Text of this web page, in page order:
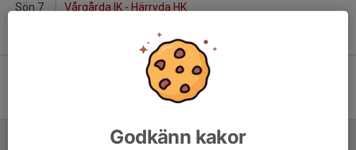
Sön 7
Vårgårda IK - Härryda HK
Vårgårda IK - Kvibergs HK
Vårgårda Sporthall
Godkänn kakor